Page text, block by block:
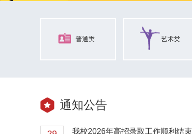
普通类 艺术类
通知公告
我校2026年高招录取工作顺利结束